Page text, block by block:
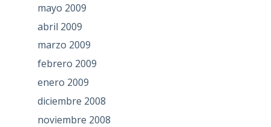
mayo 2009
abril 2009
marzo 2009
febrero 2009
enero 2009
diciembre 2008
noviembre 2008